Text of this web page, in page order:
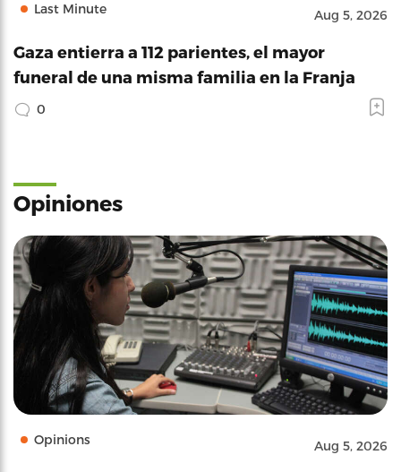
Last Minute Aug 5, 2026
Gaza entierra a 112 parientes, el mayor
funeral de una misma familia en la Franja
0
Opiniones
Opinions Aug 5, 2026